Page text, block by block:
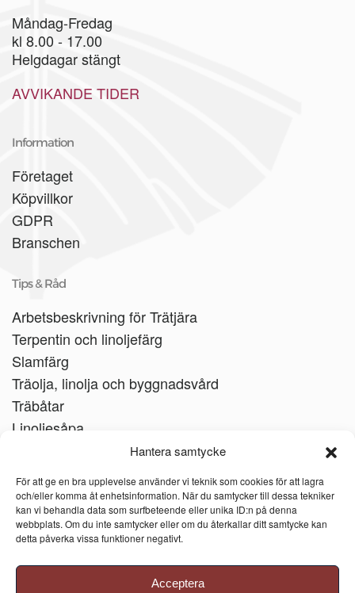
Hantera samtycke
För att ge en bra upplevelse använder vi teknik som cookies för att lagra
och/eller komma åt enhetsinformation. När du samtycker till dessa tekniker
kan vi behandla data som surfbeteende eller unika ID:n på denna
webbplats. Om du inte samtycker eller om du återkallar ditt samtycke kan
detta påverka vissa funktioner negativt.
Acceptera
Måndag-Fredag
kl 8.00 - 17.00
Helgdagar stängt
AVVIKANDE TIDER
Information
Företaget
Köpvillkor
GDPR
Branschen
Tips & Råd
Arbetsbeskrivning för Trätjära
Terpentin och linoljefärg
Slamfärg
Träolja, linolja och byggnadsvård
Träbåtar
Linoljesåpa